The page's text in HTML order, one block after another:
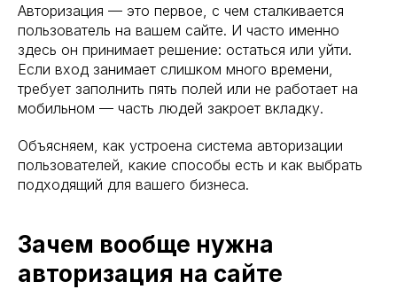
Авторизация — это первое, с чем сталкивается
пользователь на вашем сайте. И часто именно
здесь он принимает решение: остаться или уйти.
Если вход занимает слишком много времени,
требует заполнить пять полей или не работает на
мобильном — часть людей закроет вкладку.
Объясняем, как устроена система авторизации
пользователей, какие способы есть и как выбрать
подходящий для вашего бизнеса.
Зачем вообще нужна
авторизация на сайте